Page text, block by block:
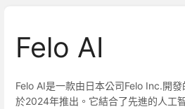
Felo AI
Felo AI是一款由日本公司Felo Inc.開發
於2024年推出。它結合了先進的人工